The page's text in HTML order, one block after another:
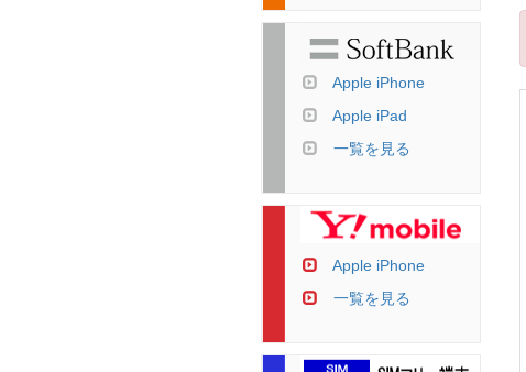
Apple iPhone
Apple iPad
一覧を見る
Apple iPhone
一覧を見る